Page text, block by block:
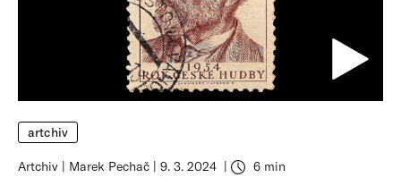
artchiv
Artchiv Marek Pechač 9. 3. 2024 6 min